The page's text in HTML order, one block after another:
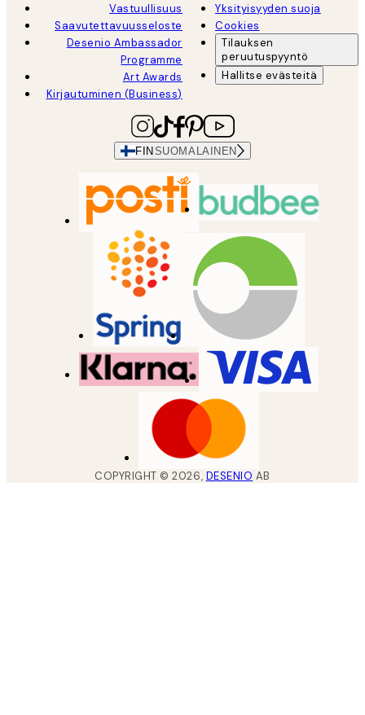
Vastuullisuus
Saavutettavuusseloste
Desenio Ambassador
Programme
Art Awards
Kirjautuminen (Business)
Yksityisyyden suoja
Cookies
Tilauksen
peruutuspyyntö
Hallitse evästeitä
FIN SUOMALAINEN
COPYRIGHT ©2026, DESENIO AB